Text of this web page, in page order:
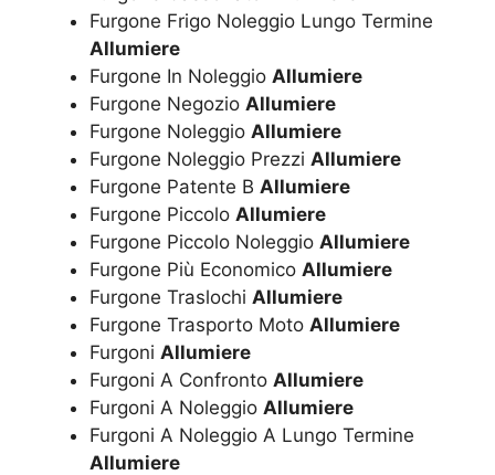
Furgone Frigo Noleggio Lungo Termine
Allumiere
Furgone In Noleggio Allumiere
Furgone Negozio Allumiere
Furgone Noleggio Allumiere
Furgone Noleggio Prezzi Allumiere
Furgone Patente B Allumiere
Furgone Piccolo Allumiere
Furgone Piccolo Noleggio Allumiere
Furgone Più Economico Allumiere
Furgone Traslochi Allumiere
Furgone Trasporto Moto Allumiere
Furgoni Allumiere
Furgoni A Confronto Allumiere
Furgoni A Noleggio Allumiere
Furgoni A Noleggio A Lungo Termine
Allumiere